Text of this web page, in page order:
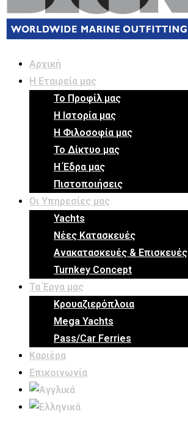
Αρχική
Η Εταιρεία μας
Το Προφίλ μας
Η Ιστορία μας
Η Φιλοσοφία μας
Το Δίκτυο μας
Η Έδρα μας
Πιστοποιήσεις
Οι Υπηρεσίες μας
Yachts
Νέες Κατασκευές
Ανακατασκευές & Επισκευές
Turnkey Concept
Τα Έργα μας
Κρουαζιερόπλοια
Mega Yachts
Pass/Car Ferries
Καριέρα
Επικοινωνία